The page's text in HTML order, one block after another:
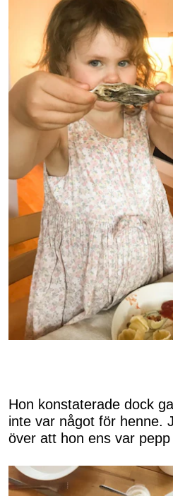
Hon konstaterade dock
inte var något för henne.
över att hon ens var